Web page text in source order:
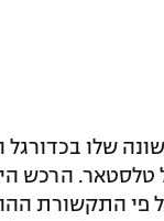
שלו בכדורגל
בניצחון ביתי 0:2 על
כמה ניצוצות", על פי